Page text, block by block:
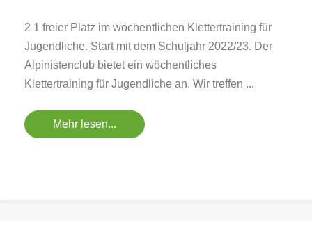
2 1 freier Platz im wöchentlichen Klettertraining für
Jugendliche. Start mit dem Schuljahr 2022/23. Der
Alpinistenclub bietet ein wöchentliches
Klettertraining für Jugendliche an. Wir treffen ...
Mehr lesen...